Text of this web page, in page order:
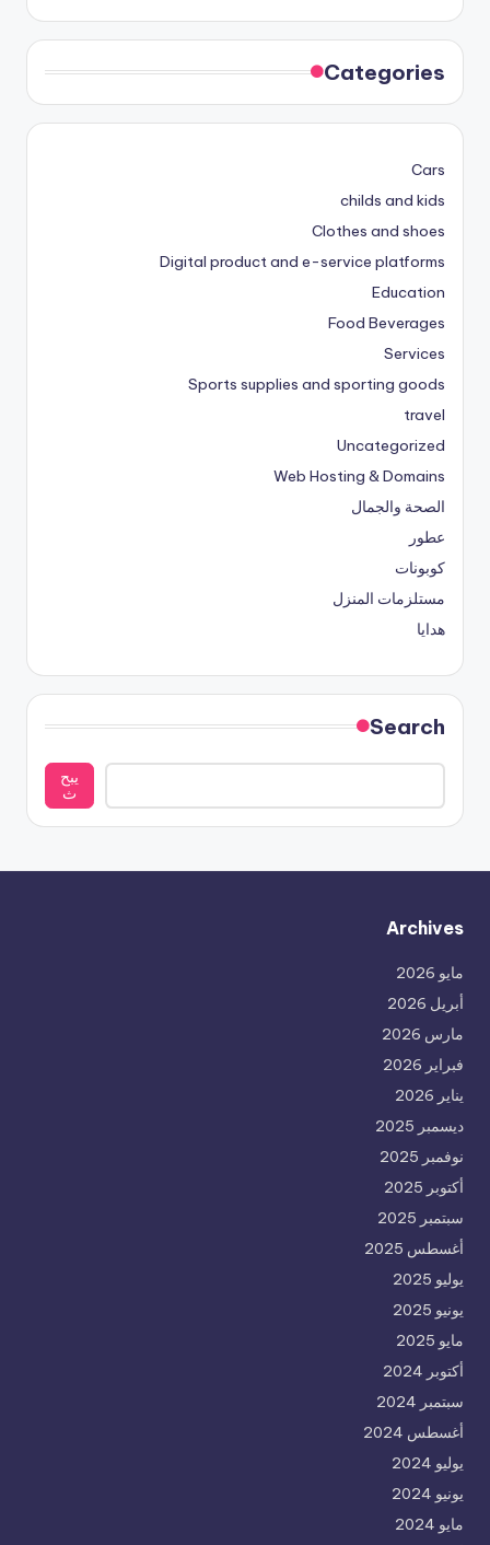
Categories
Cars
childs and kids
Clothes and shoes
Digital product and e-service platforms
Education
Food Beverages
Services
Sports supplies and sporting goods
travel
Uncategorized
Web Hosting & Domains
الصحة والجمال
عطور
كوبونات
مستلزمات المنزل
هدايا
Search
يبح
ث
Archives
مايو 2026
أبريل 2026
مارس 2026
فبراير 2026
يناير 2026
ديسمبر 2025
نوفمبر 2025
أكتوبر 2025
سبتمبر 2025
أغسطس 2025
يوليو 2025
يونيو 2025
مايو 2025
أكتوبر 2024
سبتمبر 2024
أغسطس 2024
يوليو 2024
يونيو 2024
مايو 2024